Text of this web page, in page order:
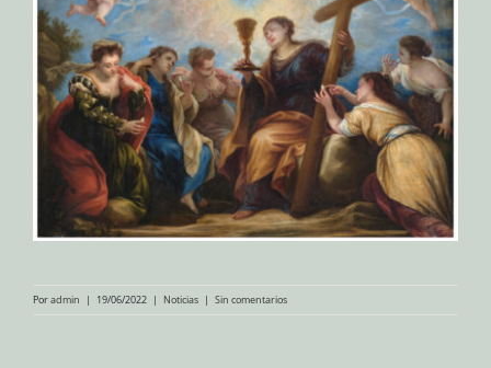
Poradmin | 19/06/2022 | Noticias | Sin comentarios